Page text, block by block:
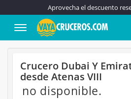
Aprovecha el descuento
Crucero Dubai Y
desde Atenas VIII
no disponible.